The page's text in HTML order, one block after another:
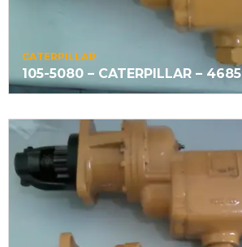
CATERPILLAR
105-5080 – CATERPILLAR – 4685